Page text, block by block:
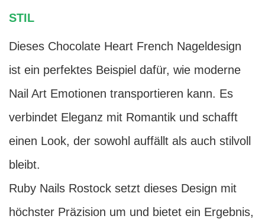
STIL
Dieses Chocolate Heart French Nageldesign
ist ein perfektes Beispiel dafür, wie moderne
Nail Art Emotionen transportieren kann. Es
verbindet Eleganz mit Romantik und schafft
einen Look, der sowohl auffällt als auch stilvoll
bleibt.
Ruby Nails Rostock setzt dieses Design mit
höchster Präzision um und bietet ein Ergebnis,